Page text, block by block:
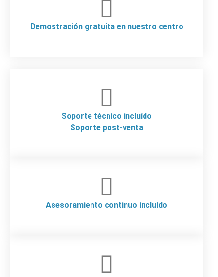
Demostración gratuita en nuestro centro
Soporte técnico incluído
Soporte post-venta
Asesoramiento continuo incluído